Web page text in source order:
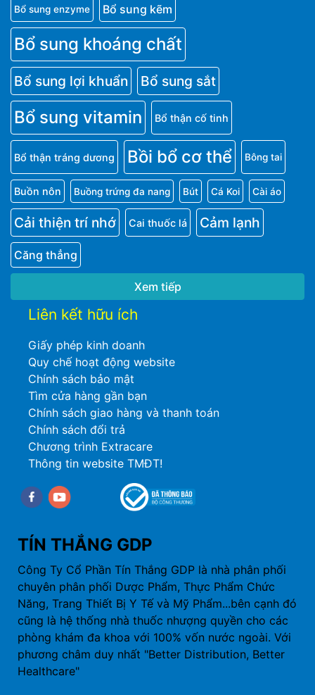
Bổ sung enzyme Bổ sung kẽm
Bổ sung khoáng chất
Bổ sung lợi khuẩn Bổ sung sắt
Bổ sung vitamin Bổ thận cố tinh
Bổ thận tráng dương Bồi bổ cơ thể Bông tai
Buồn nôn Buồng trứng đa nang Bút Cá Koi Cài áo
Cải thiện trí nhớ Cai thuốc lá Cảm lạnh
Căng thẳng
Xem tiếp
Liên kết hữu ích
Giấy phép kinh doanh
Quy chế hoạt động website
Chính sách bảo mật
Tìm cửa hàng gần bạn
Chính sách giao hàng và thanh toán
Chính sách đổi trả
Chương trình Extracare
Thông tin website TMĐT!
Facebookyoutube
TÍN THẮNG GDP
Công Ty Cổ Phần Tín Thắng GDP là nhà phân phối
chuyên phân phối Dược Phẩm, Thực Phẩm Chức
Năng, Trang Thiết Bị Y Tế và Mỹ Phẩm...bên cạnh đó
cũng là hệ thống nhà thuốc nhượng quyền cho các
phòng khám đa khoa với 100% vốn nước ngoài. Với
phương châm duy nhất "Better Distribution, Better
Healthcare"